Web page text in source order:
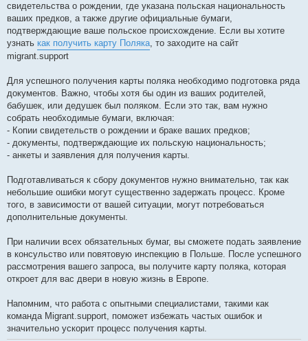
свидетельства о рождении, где указана польская национальность
ваших предков, а также другие официальные бумаги,
подтверждающие ваше польское происхождение. Если вы хотите
узнать как получить карту Поляка, то заходите на сайт
migrant.support
Для успешного получения карты поляка необходимо подготовка ряда
документов. Важно, чтобы хотя бы один из ваших родителей,
бабушек, или дедушек был поляком. Если это так, вам нужно
собрать необходимые бумаги, включая:
- Копии свидетельств о рождении и браке ваших предков;
- документы, подтверждающие их польскую национальность;
- анкеты и заявления для получения карты.
Подготавливаться к сбору документов нужно внимательно, так как
небольшие ошибки могут существенно задержать процесс. Кроме
того, в зависимости от вашей ситуации, могут потребоваться
дополнительные документы.
При наличии всех обязательных бумаг, вы сможете подать заявление
в консульство или повятовую инспекцию в Польше. После успешного
рассмотрения вашего запроса, вы получите карту поляка, которая
откроет для вас двери в новую жизнь в Европе.
Напомним, что работа с опытными специалистами, такими как
команда Migrant.support, поможет избежать частых ошибок и
значительно ускорит процесс получения карты.